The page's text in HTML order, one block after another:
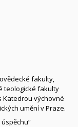
fakulty,
teologické fakulty
Katedrou výchovné
umění v Praze.